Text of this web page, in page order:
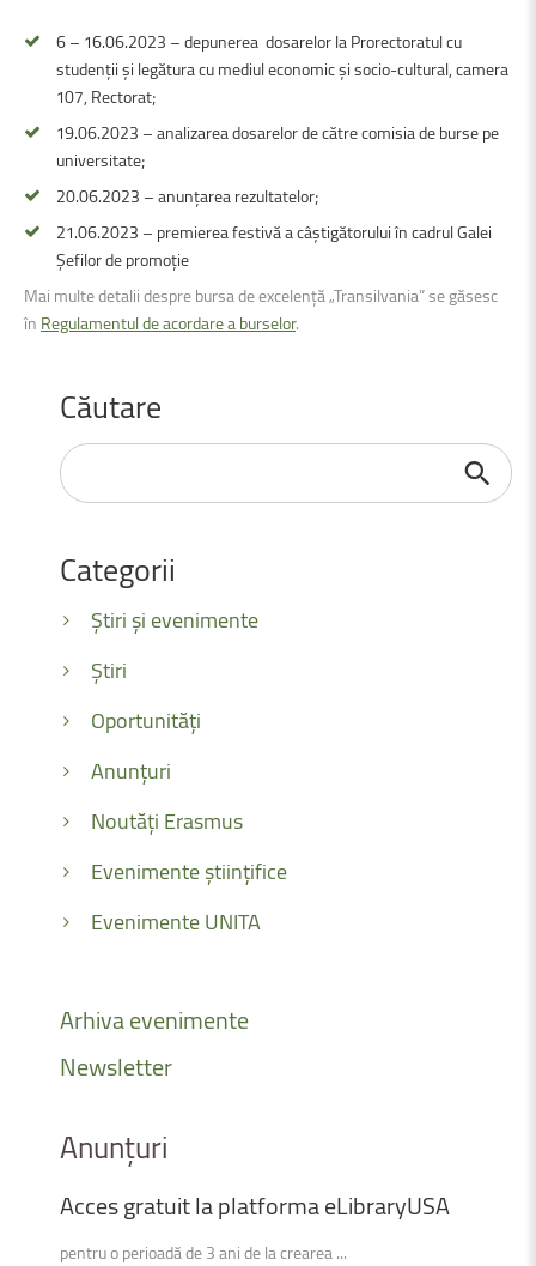
6 – 16.06.2023 – depunerea dosarelor la Prorectoratul cu
studenții și legătura cu mediul economic și socio-cultural, camera
107, Rectorat;
19.06.2023 – analizarea dosarelor de către comisia de burse pe
universitate;
20.06.2023 – anunțarea rezultatelor;
21.06.2023 – premierea festivă a câștigătorului în cadrul Galei
Șefilor de promoție
Mai multe detalii despre bursa de excelență „Transilvania” se găsesc
în Regulamentul de acordare a burselor.
Căutare
Căutare
...
Categorii
Știri și evenimente
Știri
Oportunități
Anunțuri
Noutăți Erasmus
Evenimente științifice
Evenimente UNITA
Arhivaevenimente
Newsletter
Anunțuri
AccesgratuitlaplatformaeLibraryUSA
pentru o perioadă de 3 ani de la crearea ...